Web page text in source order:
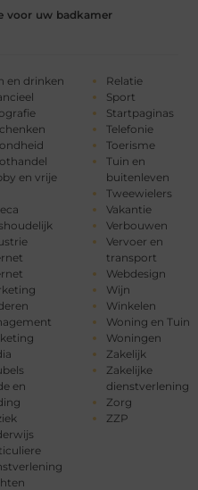
en drinken
en vrije
en
Relatie
Sport
Startpaginas
Telefonie
Toerisme
Tuin en
buitenleven
Tweewielers
Vakantie
Verbouwen
Vervoer en
transport
Webdesign
Wijn
Winkelen
Woning en Tuin
Woningen
Zakelijk
Zakelijke
dienstverlening
Zorg
ZZP
voor uw badkamer